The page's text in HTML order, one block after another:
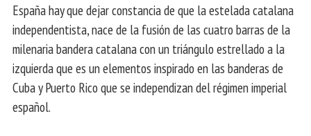
España hay que dejar constancia de que la estelada catalana
independentista, nace de la fusión de las cuatro barras de la
milenaria bandera catalana con un triángulo estrellado a la
izquierda que es un elementos inspirado en las banderas de
Cuba y Puerto Rico que se independizan del régimen imperial
español.